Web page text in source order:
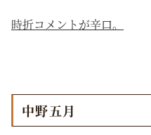
時折コメントが辛口。
中野五月